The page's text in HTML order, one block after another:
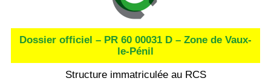
Dossier officiel – PR 60 00031 D – Zone de Vaux-
le-Pénil
Structure immatriculée au RCS